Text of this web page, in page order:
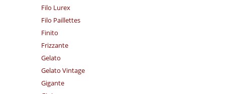
Filo Lurex
Filo Paillettes
Finito
Frizzante
Gelato
Gelato Vintage
Gigante